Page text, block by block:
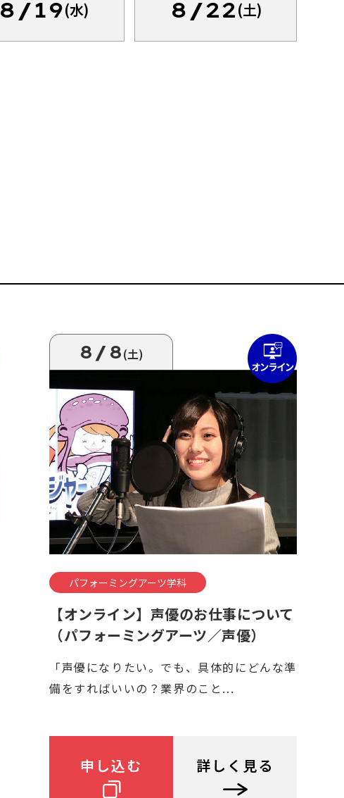
8/19(水) 8/22(土)
8/8(土)
パフォーミングアーツ学科
【オンライン】声優のお仕事について
（パフォーミングアーツ／声優）
「声優になりたい。でも、具体的にどんな準
備をすればいいの？業界のこと...
申し込む 詳しく見る